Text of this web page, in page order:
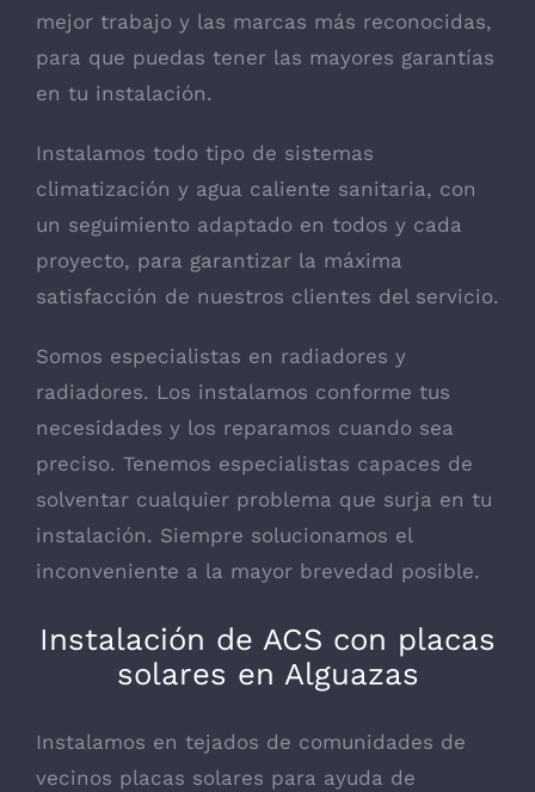
mejor trabajo y las marcas más reconocidas,
para que puedas tener las mayores garantías
en tu instalación.
Instalamos todo tipo de sistemas
climatización y agua caliente sanitaria, con
un seguimiento adaptado en todos y cada
proyecto, para garantizar la máxima
satisfacción de nuestros clientes del servicio.
Somos especialistas en radiadores y
radiadores. Los instalamos conforme tus
necesidades y los reparamos cuando sea
preciso. Tenemos especialistas capaces de
solventar cualquier problema que surja en tu
instalación. Siempre solucionamos el
inconveniente a la mayor brevedad posible.
Instalación de ACS con placas
solares en Alguazas
Instalamos en tejados de comunidades de
vecinos placas solares para ayuda de